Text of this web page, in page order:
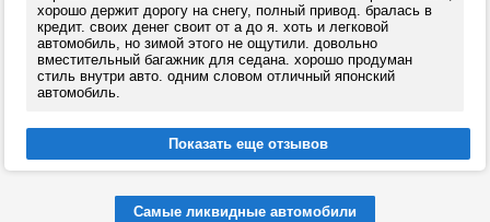
хорошо держит дорогу на снегу, полный привод. бралась в
кредит. своих денег своит от а до я. хоть и легковой
автомобиль, но зимой этого не ощутили. довольно
вместительный багажник для седана. хорошо продуман
стиль внутри авто. одним словом отличный японский
автомобиль.
Самые ликвидные автомобили